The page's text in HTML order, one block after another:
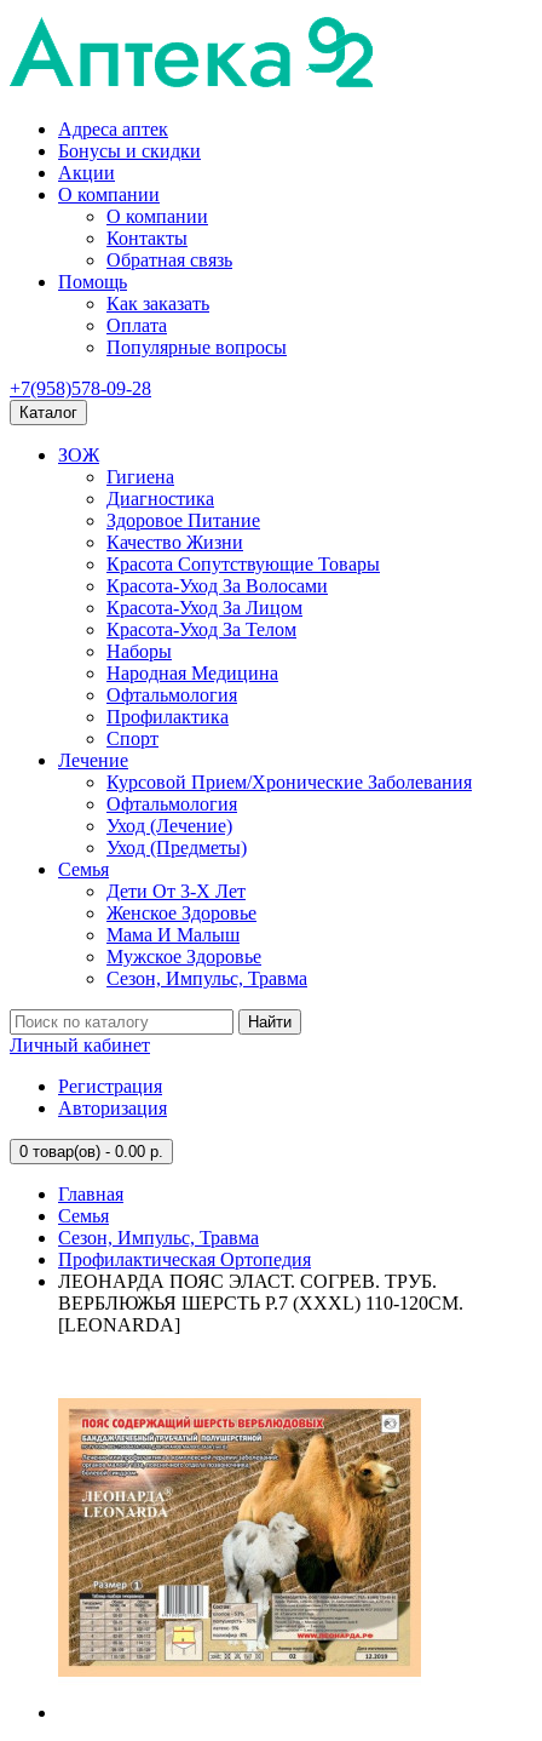
Адреса аптек
Бонусы и скидки
Акции
О компании
О компании
Контакты
Обратная связь
Помощь
Как заказать
Оплата
Популярные вопросы
+7(958)578-09-28
Каталог
ЗОЖ
Гигиена
Диагностика
Здоровое Питание
Качество Жизни
Красота Сопутствующие Товары
Красота-Уход За Волосами
Красота-Уход За Лицом
Красота-Уход За Телом
Наборы
Народная Медицина
Офтальмология
Профилактика
Спорт
Лечение
Курсовой Прием/Хронические Заболевания
Офтальмология
Уход (Лечение)
Уход (Предметы)
Семья
Дети От 3-Х Лет
Женское Здоровье
Мама И Малыш
Мужское Здоровье
Сезон, Импульс, Травма
Найти
Личный кабинет
Регистрация
Авторизация
0 товар(ов) - 0.00 р.
Главная
Семья
Сезон, Импульс, Травма
Профилактическая Ортопедия
ЛЕОНАРДА ПОЯС ЭЛАСТ. СОГРЕВ. ТРУБ.
ВЕРБЛЮЖЬЯ ШЕРСТЬ Р.7 (XXXL) 110-120СМ.
[LEONARDA]